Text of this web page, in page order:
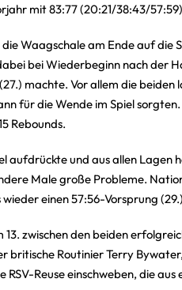
mit 83:77 (20:21/38:43/
Waagschale am Ende auf die
bei Wiederbeginn nach der
machte. Vor allem die
für die Wende im Spiel
Rebounds.
aufdrückte und aus allen
Male große Probleme.
einen 57:56-Vorsprung
zwischen den beiden
britische Routinier Terry
Reuse einschweben, die aus